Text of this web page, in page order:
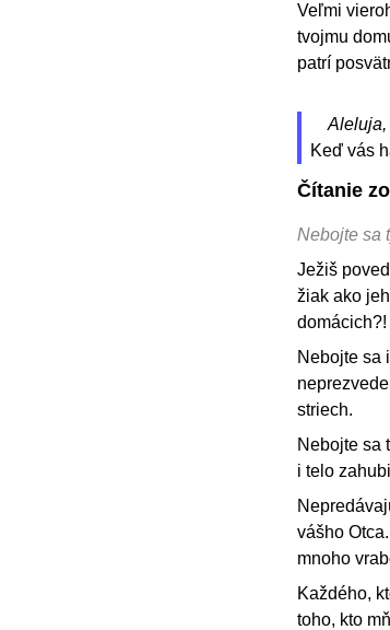
Veľmi
tvojmu
patrí
Aleluja,
Keď vás
Čítanie
Nebojte sa
Ježiš
žiak ako
domácich?!
Nebojte sa
striech.
Nebojte sa
i telo
vášho
mnoho
Každého,
toho, kto